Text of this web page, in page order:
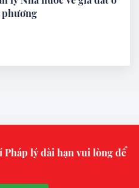
phương
Pháp lý dài hạn vui lòng để